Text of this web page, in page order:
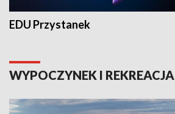
EDU Przystanek
WYPOCZYNEK I REKREACJA